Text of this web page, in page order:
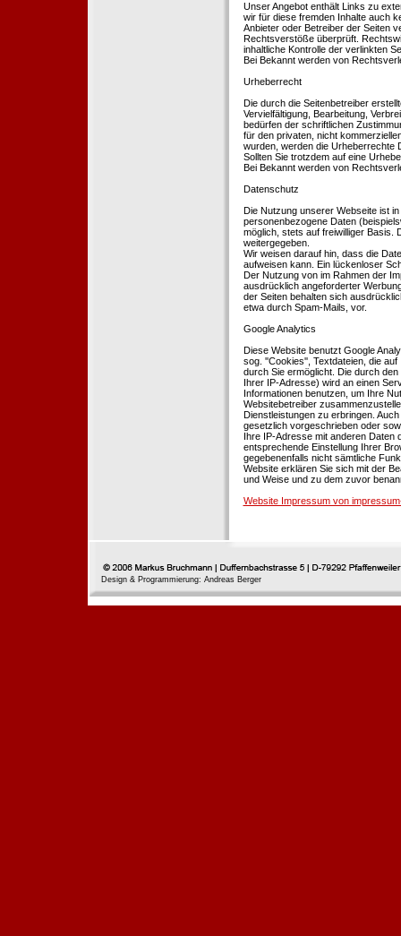
Unser Angebot enthält Links zu
wir für diese fremden Inhalte auch
Anbieter oder Betreiber der Seiten
Rechtsverstöße überprüft.
inhaltliche Kontrolle der verlinkten
Bei Bekannt werden von
Urheberrecht
Die durch die Seitenbetreiber
Vervielfältigung, Bearbeitung,
bedürfen der schriftlichen
für den privaten, nicht
wurden, werden die Urheberrechte
Sollten Sie trotzdem auf eine
Bei Bekannt werden von
Datenschutz
Die Nutzung unserer Webseite ist
personenbezogene Daten
möglich, stets auf freiwilliger Basis.
weitergegeben.
Wir weisen darauf hin, dass die
aufweisen kann. Ein lückenloser
Der Nutzung von im Rahmen der
ausdrücklich angeforderter
der Seiten behalten sich
etwa durch Spam-Mails, vor.
Google Analytics
Diese Website benutzt Google
sog. ''Cookies'', Textdateien, die
durch Sie ermöglicht. Die durch
Ihrer IP-Adresse) wird an einen
Informationen benutzen, um Ihre
Websitebetreiber
Dienstleistungen zu erbringen.
gesetzlich vorgeschrieben oder
Ihre IP-Adresse mit anderen Daten
entsprechende Einstellung Ihrer
gegebenenfalls nicht sämtliche
Website erklären Sie sich mit der
und Weise und zu dem zuvor
Website Impressum von
Design & Programmierung: Andreas Berger